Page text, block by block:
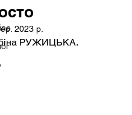
2023 р.
РУЖИЦЬКА.